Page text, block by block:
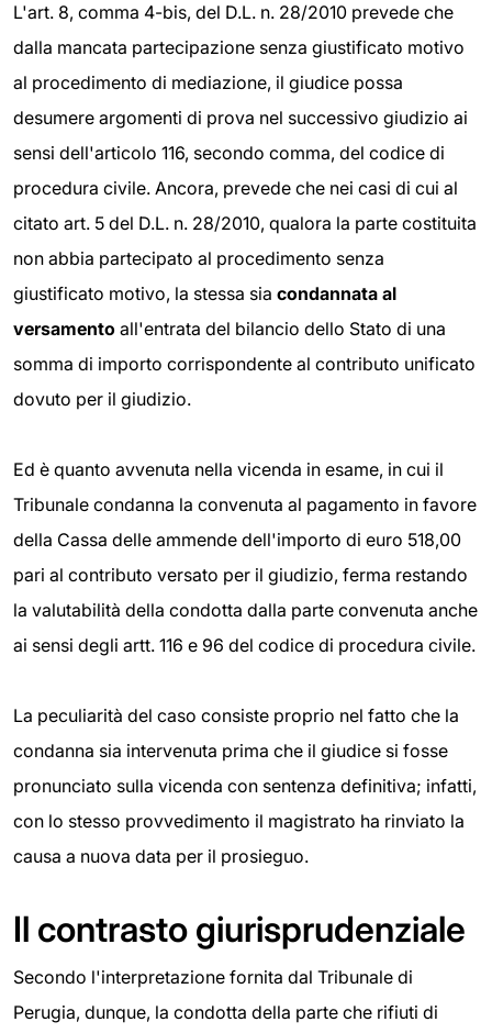
L'art. 8, comma 4-bis, del D.L. n. 28/2010 prevede che
dalla mancata partecipazione senza giustificato motivo
al procedimento di mediazione, il giudice possa
desumere argomenti di prova nel successivo giudizio ai
sensi dell'articolo 116, secondo comma, del codice di
procedura civile. Ancora, prevede che nei casi di cui al
citato art. 5 del D.L. n. 28/2010, qualora la parte costituita
non abbia partecipato al procedimento senza
giustificato motivo, la stessa sia condannata al
versamento all'entrata del bilancio dello Stato di una
somma di importo corrispondente al contributo unificato
dovuto per il giudizio.
Ed è quanto avvenuta nella vicenda in esame, in cui il
Tribunale condanna la convenuta al pagamento in favore
della Cassa delle ammende dell'importo di euro 518,00
pari al contributo versato per il giudizio, ferma restando
la valutabilità della condotta dalla parte convenuta anche
ai sensi degli artt. 116 e 96 del codice di procedura civile.
La peculiarità del caso consiste proprio nel fatto che la
condanna sia intervenuta prima che il giudice si fosse
pronunciato sulla vicenda con sentenza definitiva; infatti,
con lo stesso provvedimento il magistrato ha rinviato la
causa a nuova data per il prosieguo.
Il contrasto giurisprudenziale
Secondo l'interpretazione fornita dal Tribunale di
Perugia, dunque, la condotta della parte che rifiuti di